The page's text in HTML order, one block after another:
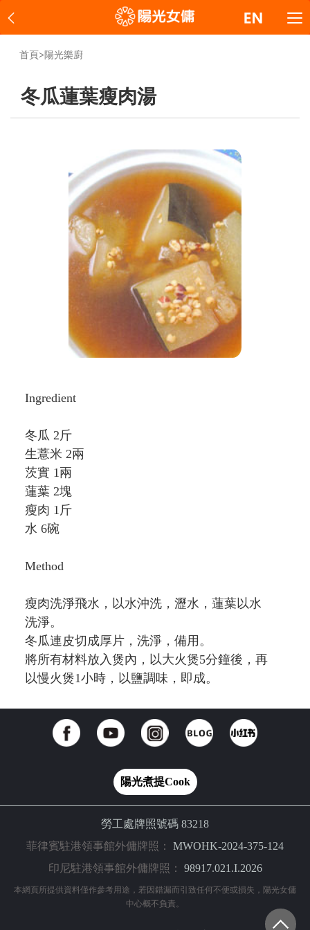
首頁> 陽光樂廚
冬瓜蓮葉瘦肉湯
Ingredient
冬瓜 2斤
生薏米 2兩
茨實 1兩
蓮葉 2塊
瘦肉 1斤
水 6碗
Method
瘦肉洗淨飛水，以水沖洗，瀝水，蓮葉以水
洗淨。
冬瓜連皮切成厚片，洗淨，備用。
將所有材料放入煲內，以大火煲5分鐘後，再
以慢火煲1小時，以鹽調味，即成。
陽光煮提Cook
勞工處牌照號碼 83218
菲律賓駐港領事館外傭牌照： MWOHK-2024-375-124
印尼駐港領事館外傭牌照： 98917.021.I.2026
本網頁所提供資料僅作參考用途，若因錯漏而引致任何不便或損失，陽光女傭
中心概不負責。